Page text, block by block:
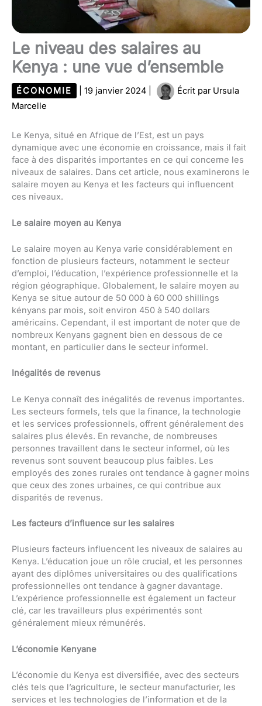
Le niveau des salaires au
Kenya : une vue d’ensemble
ÉCONOMIE 19 janvier 2024 Écrit par Ursula
Marcelle
Le Kenya, situé en Afrique de l’Est, est un pays
dynamique avec une économie en croissance, mais il fait
face à des disparités importantes en ce qui concerne les
niveaux de salaires. Dans cet article, nous examinerons le
salaire moyen au Kenya et les facteurs qui influencent
ces niveaux.
Le salaire moyen au Kenya
Le salaire moyen au Kenya varie considérablement en
fonction de plusieurs facteurs, notamment le secteur
d’emploi, l’éducation, l’expérience professionnelle et la
région géographique. Globalement, le salaire moyen au
Kenya se situe autour de 50 000 à 60 000 shillings
kényans par mois, soit environ 450 à 540 dollars
américains. Cependant, il est important de noter que de
nombreux Kenyans gagnent bien en dessous de ce
montant, en particulier dans le secteur informel.
Inégalités de revenus
Le Kenya connaît des inégalités de revenus importantes.
Les secteurs formels, tels que la finance, la technologie
et les services professionnels, offrent généralement des
salaires plus élevés. En revanche, de nombreuses
personnes travaillent dans le secteur informel, où les
revenus sont souvent beaucoup plus faibles. Les
employés des zones rurales ont tendance à gagner moins
que ceux des zones urbaines, ce qui contribue aux
disparités de revenus.
Les facteurs d’influence sur les salaires
Plusieurs facteurs influencent les niveaux de salaires au
Kenya. L’éducation joue un rôle crucial, et les personnes
ayant des diplômes universitaires ou des qualifications
professionnelles ont tendance à gagner davantage.
L’expérience professionnelle est également un facteur
clé, car les travailleurs plus expérimentés sont
généralement mieux rémunérés.
L’économie Kenyane
L’économie du Kenya est diversifiée, avec des secteurs
clés tels que l’agriculture, le secteur manufacturier, les
services et les technologies de l’information et de la